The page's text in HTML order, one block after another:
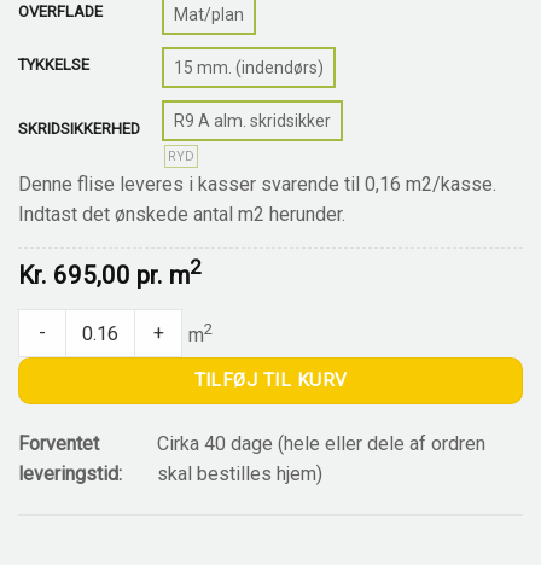
OVERFLADE Mat/plan
TYKKELSE 15 mm. (indendørs)
SKRIDSIKKERHED R9 A alm. skridsikker
RYD
Denne flise leveres i kasser svarende til 0,16 m2/kasse.
Indtast det ønskede antal m2 herunder.
Kr. 695,00 pr. m2
EV 2014 REDENTORE quantity
- + m2
TILFØJ TIL KURV
Forventet
leveringstid:
Cirka 40 dage (hele eller dele af ordren
skal bestilles hjem)